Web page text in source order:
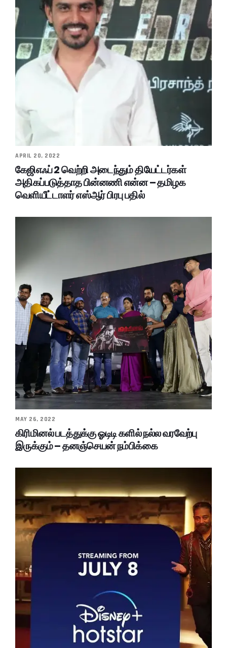
APRIL 20, 2022
கேஜிஎஃப் 2 வெற்றி அடைந்தும் தியேட்டர்கள்
அதிகப்படுத்தாத பின்னணி என்ன – தமிழக
வெளியீட்டாளர் எஸ்ஆர் பிரபு பதில்
MAY 26, 2022
கிரிமினல் படத்துக்கு ஓடிடி களில் நல்ல வரவேற்பு
இருக்கும் – தனஞ்செயன் நம்பிக்கை